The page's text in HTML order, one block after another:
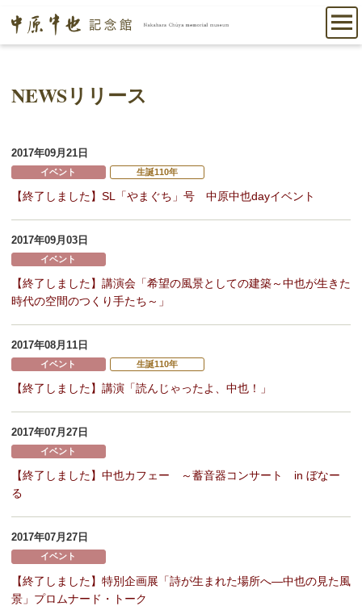
NEWSリリース
2017年09月21日
イベント 生誕110年
【終了しました】SL「やまぐち」号 中原中也dayイベント
2017年09月03日
イベント
【終了しました】講演会「希望の風景としての建築～中也が生きた
時代の空間のつくり手たち～」
2017年08月11日
イベント 生誕110年
【終了しました】講演「読んじゃったよ、中也！」
2017年07月27日
イベント
【終了しました】中也カフェー ～蓄音器コンサート in ぼなー
る
2017年07月27日
イベント
【終了しました】特別企画展「詩が生まれた場所へ―中也の見た風
景」プロムナード・トーク